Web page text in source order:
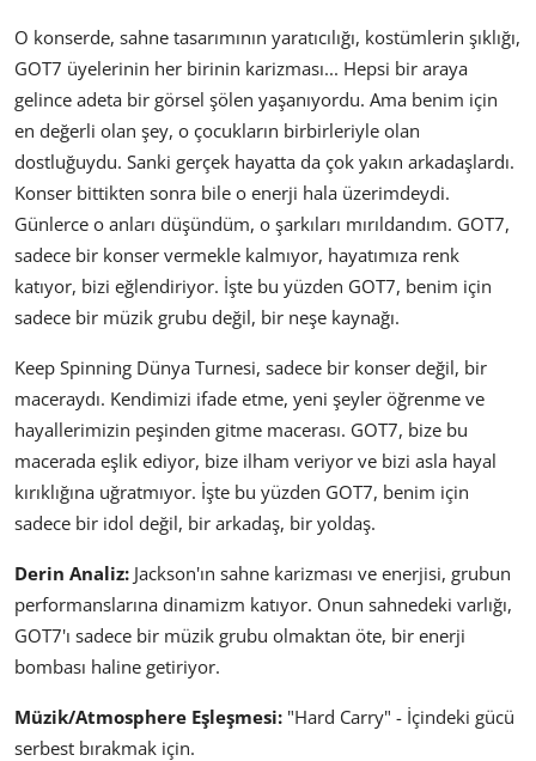
O konserde, sahne tasarımının yaratıcılığı, kostümlerin şıklığı,
GOT7 üyelerinin her birinin karizması... Hepsi bir araya
gelince adeta bir görsel şölen yaşanıyordu. Ama benim için
en değerli olan şey, o çocukların birbirleriyle olan
dostluğuydu. Sanki gerçek hayatta da çok yakın arkadaşlardı.
Konser bittikten sonra bile o enerji hala üzerimdeydi.
Günlerce o anları düşündüm, o şarkıları mırıldandım. GOT7,
sadece bir konser vermekle kalmıyor, hayatımıza renk
katıyor, bizi eğlendiriyor. İşte bu yüzden GOT7, benim için
sadece bir müzik grubu değil, bir neşe kaynağı.
Keep Spinning Dünya Turnesi, sadece bir konser değil, bir
maceraydı. Kendimizi ifade etme, yeni şeyler öğrenme ve
hayallerimizin peşinden gitme macerası. GOT7, bize bu
macerada eşlik ediyor, bize ilham veriyor ve bizi asla hayal
kırıklığına uğratmıyor. İşte bu yüzden GOT7, benim için
sadece bir idol değil, bir arkadaş, bir yoldaş.
Derin Analiz: Jackson'ın sahne karizması ve enerjisi, grubun
performanslarına dinamizm katıyor. Onun sahnedeki varlığı,
GOT7'ı sadece bir müzik grubu olmaktan öte, bir enerji
bombası haline getiriyor.
Müzik/Atmosphere Eşleşmesi: "Hard Carry" - İçindeki gücü
serbest bırakmak için.